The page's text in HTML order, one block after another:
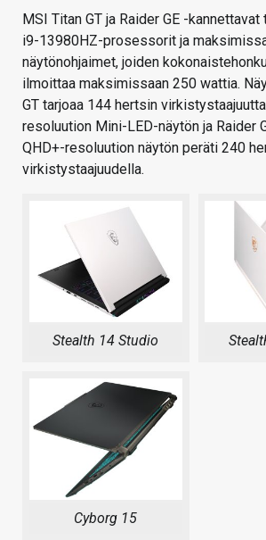
MSI Titan GT ja Raider GE -
i9-13980HZ-prosessorit ja
näytönohjaimet, joiden
ilmoittaa maksimissaan 250 wattia.
GT tarjoaa 144 hertsin
resoluution Mini-LED-näytön ja Raider
QHD+-resoluution näytön peräti 240
virkistystaajuudella.
Stealth 14 Studio
Cyborg 15